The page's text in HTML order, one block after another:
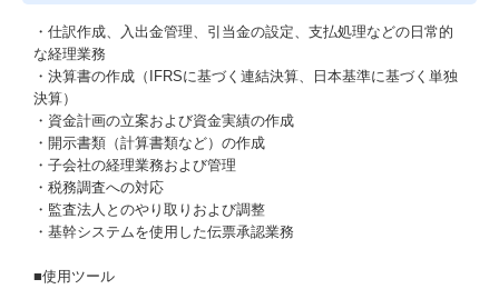
・仕訳作成、入出金管理、引当金の設定、支払処理などの日常的
な経理業務
・決算書の作成（IFRSに基づく連結決算、日本基準に基づく単独
決算）
・資金計画の立案および資金実績の作成
・開示書類（計算書類など）の作成
・子会社の経理業務および管理
・税務調査への対応
・監査法人とのやり取りおよび調整
・基幹システムを使用した伝票承認業務
■使用ツール